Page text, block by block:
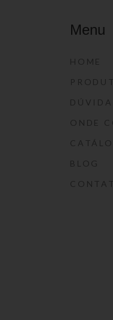
Menu
HOME
ONDE
BLOG